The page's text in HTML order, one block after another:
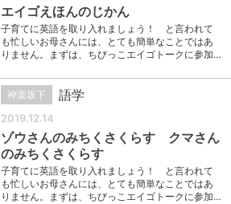
エイゴえほんのじかん
子育てに英語を取り入れましょう！ と言われて
も忙しいお母さんには、とても簡単なことではあ
りません。まずは、ちびっこエイゴトークに参加…
神楽坂下 語学
2019.12.14
ゾウさんのみちくさくらす クマさん
のみちくさくらす
子育てに英語を取り入れましょう！ と言われて
も忙しいお母さんには、とても簡単なことではあ
りません。まずは、ちびっこエイゴトークに参加…